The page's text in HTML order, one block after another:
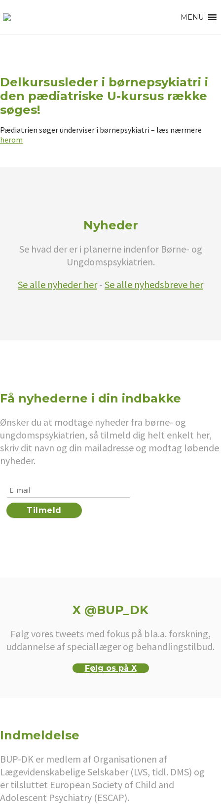
MENU
Delkursusleder i børnepsykiatri i
den pædiatriske U-kursus række
søges!
Pædiatrien søger underviser i børnepsykiatri – læs nærmere
herom
Nyheder
Se hvad der er i planerne indenfor Børne- og
Ungdomspsykiatrien.
Se alle nyheder her- Se alle nyhedsbreve her
Få nyhederne i din indbakke
Ønsker du at modtage nyheder fra børne- og
ungdomspsykiatrien, så tilmeld dig helt enkelt her,
skriv dit navn og din mailadresse og modtag løbende
nyheder.
X @BUP_DK
Følg vores tweets med fokus på bla.a. forskning,
uddannelse af speciallæger og behandlingstilbud.
Følg os på X
Indmeldelse
BUP-DK er medlem af Organisationen af
Lægevidenskabelige Selskaber (LVS, tidl. DMS) og
er tilsluttet European Society of Child and
Adolescent Psychiatry (ESCAP).